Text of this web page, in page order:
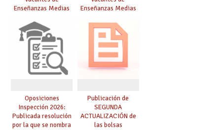
Enseñanzas Medias
Enseñanzas Medias
Oposiciones
Inspección 2026:
Publicada resolución
por la que se nombra
Publicación de
SEGUNDA
ACTUALIZACIÓN de
las bolsas